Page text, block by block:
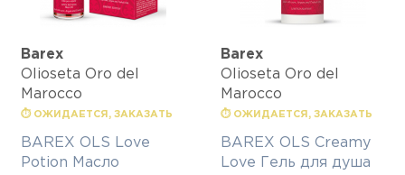
Barex
Olioseta Oro del
Marocco
⏱ ОЖИДАЕТСЯ, ЗАКАЗАТЬ
BAREХ OLS Love
Potion Масло
Barex
Olioseta Oro del
Marocco
⏱ ОЖИДАЕТСЯ, ЗАКАЗАТЬ
BAREХ OLS Creamy
Love Гель для душа